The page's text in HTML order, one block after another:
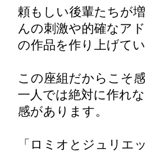
頼もしい後輩たちが
んの刺激や的確なア
の作品を作り上げてい
この座組だからこそ
一人では絶対に作れ
感があります。
「ロミオとジュリエ